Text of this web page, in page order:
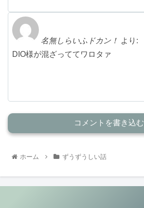
名無しらいふドカン！ より:
DIO様が混ざっててワロタァ
コメントを書き込む
ホーム ずうずうしい話